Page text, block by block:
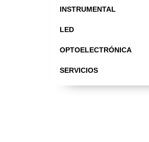
INSTRUMENTAL
LED
OPTOELECTRÓNICA
SERVICIOS